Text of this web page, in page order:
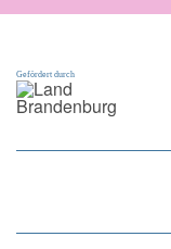
Gefördert durch